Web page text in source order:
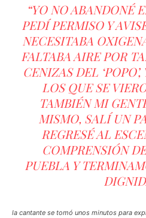
“YO NO ABANDONÉ
PEDÍ PERMISO Y
NECESITABA
FALTABA AIRE POR
CENIZAS DEL
LOS QUE SE
TAMBIÉN MI
MISMO, SALÍ UN
REGRESÉ AL
COMPRENSIÓN
PUEBLA Y
la cantante se tomó unos minutos para